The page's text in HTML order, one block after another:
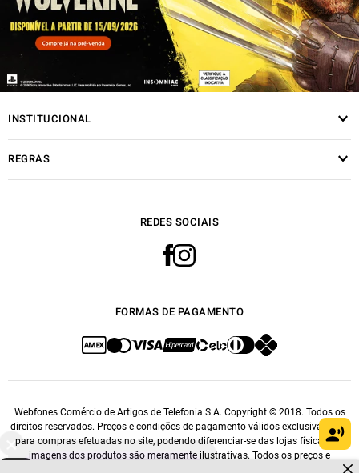
INSTITUCIONAL
REGRAS
REDES SOCIAIS
FORMAS DE PAGAMENTO
Webfones Comércio de Artigos de Telefonia S.A. Copyright © 2018. Todos os
direitos reservados. Preços e condições de pagamento válidos exclusivamente
para compras efetuadas no site, podendo diferenciar-se das lojas físicas. As
imagens dos produtos são meramente ilustrativas. Todos os preços e